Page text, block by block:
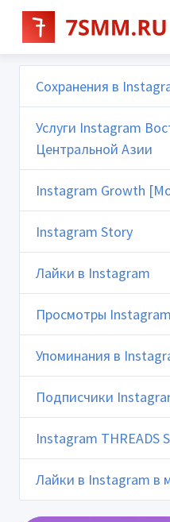
Сохранения в
Услуги Instagram
Центральной Азии
Instagram Growth
Instagram Story
Лайки в Instagram
Просмотры Instagram
Упоминания в
Подписчики
Instagram THREADS
Лайки в Instagram в